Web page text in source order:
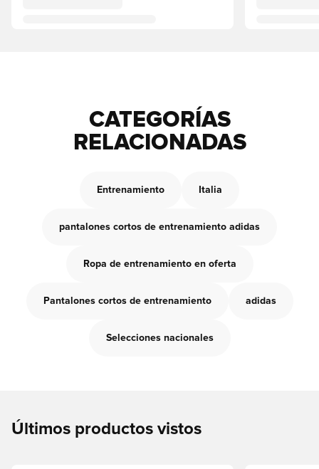
CATEGORÍAS
RELACIONADAS
Entrenamiento Italia
pantalones cortos de entrenamiento adidas
Ropa de entrenamiento en oferta
Pantalones cortos de entrenamiento adidas
Selecciones nacionales
Últimos productos vistos